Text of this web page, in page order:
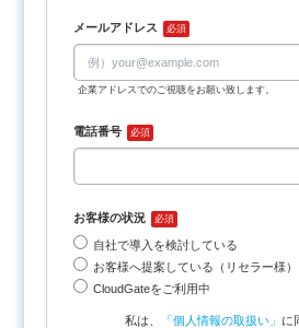
メールアドレス 必須
企業アドレスでのご視聴をお願い致します。
電話番号 必須
お客様の状況 必須
自社で導入を検討している
お客様へ提案している（リセラー様）
CloudGateをご利用中
私は、 「個人情報の取扱い」 に